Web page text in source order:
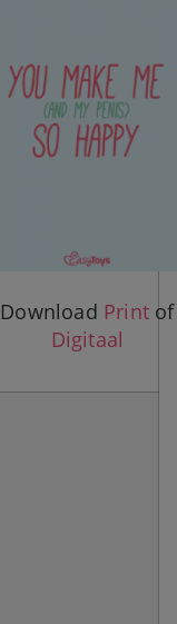
Download Print of
Digitaal